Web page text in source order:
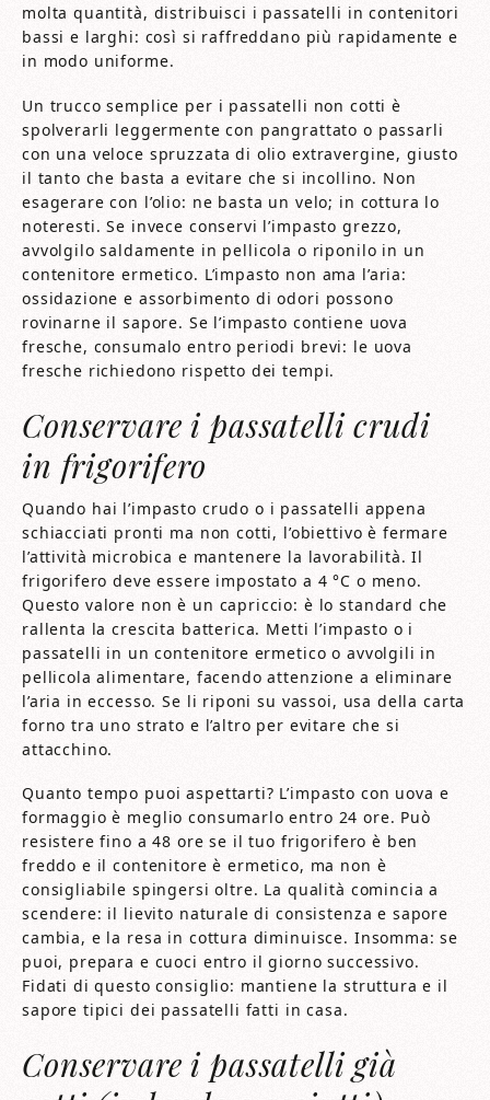
molta quantità, distribuisci i passatelli in contenitori
bassi e larghi: così si raffreddano più rapidamente e
in modo uniforme.
Un trucco semplice per i passatelli non cotti è
spolverarli leggermente con pangrattato o passarli
con una veloce spruzzata di olio extravergine, giusto
il tanto che basta a evitare che si incollino. Non
esagerare con l’olio: ne basta un velo; in cottura lo
noteresti. Se invece conservi l’impasto grezzo,
avvolgilo saldamente in pellicola o riponilo in un
contenitore ermetico. L’impasto non ama l’aria:
ossidazione e assorbimento di odori possono
rovinarne il sapore. Se l’impasto contiene uova
fresche, consumalo entro periodi brevi: le uova
fresche richiedono rispetto dei tempi.
Conservare i passatelli crudi
in frigorifero
Quando hai l’impasto crudo o i passatelli appena
schiacciati pronti ma non cotti, l’obiettivo è fermare
l’attività microbica e mantenere la lavorabilità. Il
frigorifero deve essere impostato a 4 °C o meno.
Questo valore non è un capriccio: è lo standard che
rallenta la crescita batterica. Metti l’impasto o i
passatelli in un contenitore ermetico o avvolgili in
pellicola alimentare, facendo attenzione a eliminare
l’aria in eccesso. Se li riponi su vassoi, usa della carta
forno tra uno strato e l’altro per evitare che si
attacchino.
Quanto tempo puoi aspettarti? L’impasto con uova e
formaggio è meglio consumarlo entro 24 ore. Può
resistere fino a 48 ore se il tuo frigorifero è ben
freddo e il contenitore è ermetico, ma non è
consigliabile spingersi oltre. La qualità comincia a
scendere: il lievito naturale di consistenza e sapore
cambia, e la resa in cottura diminuisce. Insomma: se
puoi, prepara e cuoci entro il giorno successivo.
Fidati di questo consiglio: mantiene la struttura e il
sapore tipici dei passatelli fatti in casa.
Conservare i passatelli già